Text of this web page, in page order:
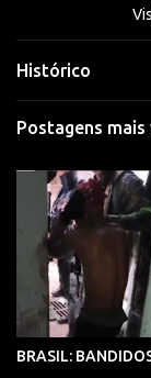
Histórico
Postagens
BRASIL: